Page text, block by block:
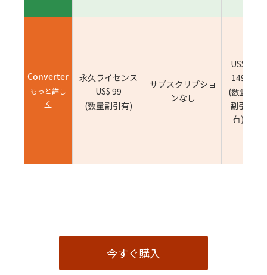
Converter
もっと詳し
く
永久ライセンス
US$ 99
(数量割引有)
サブスクリプショ
ンなし
US$
149
(数量
割引
有)
今すぐ購入